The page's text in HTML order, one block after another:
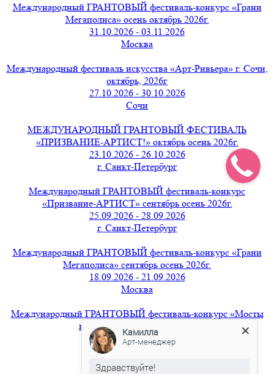
Международный ГРАНТОВЫЙ фестиваль-конкурс «Грани
Мегаполиса» осень октябрь 2026г.
31.10.2026 - 03.11.2026
Москва
Международный фестиваль искусства «Арт-Ривьера» г. Сочи,
октябрь, 2026г
27.10.2026 - 30.10.2026
Сочи
МЕЖДУНАРОДНЫЙ ГРАНТОВЫЙ ФЕСТИВАЛЬ
«ПРИЗВАНИЕ-АРТИСТ!» октябрь осень 2026г.
23.10.2026 - 26.10.2026
г. Санкт-Петербург
Международный ГРАНТОВЫЙ фестиваль-конкурс
«Призвание-АРТИСТ» сентябрь осень 2026г.
25.09.2026 - 28.09.2026
г. Санкт-Петербург
Международный ГРАНТОВЫЙ фестиваль-конкурс «Грани
Мегаполиса» сентябрь осень 2026г.
18.09.2026 - 21.09.2026
Москва
Международный ГРАНТОВЫЙ фестиваль-конкурс «Мосты
вдохновения» август 2026г.
21.08.2026 - 24.08.2026
г. Санкт-Петербург
Камилла
Арт-менеджер
Здравствуйте!